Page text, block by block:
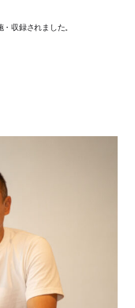
収録されました。